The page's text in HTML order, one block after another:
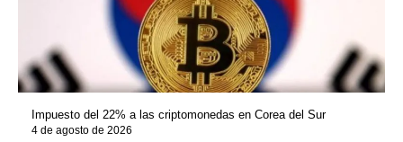
Impuesto del 22% a las criptomonedas en Corea del Sur
4 de agosto de 2026